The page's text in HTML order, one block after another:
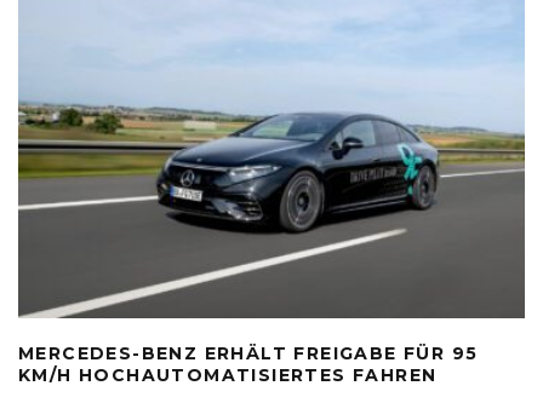
MERCEDES-BENZ ERHÄLT FREIGABE FÜR 95
KM/H HOCHAUTOMATISIERTES FAHREN